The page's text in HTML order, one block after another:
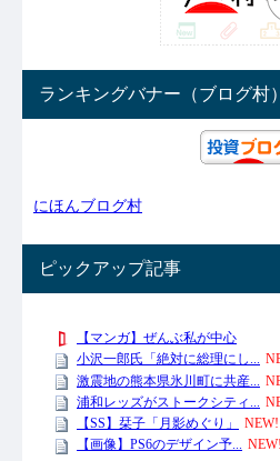
ランキングバナー（ブログ村）
にほんブログ村
ピックアップ記事